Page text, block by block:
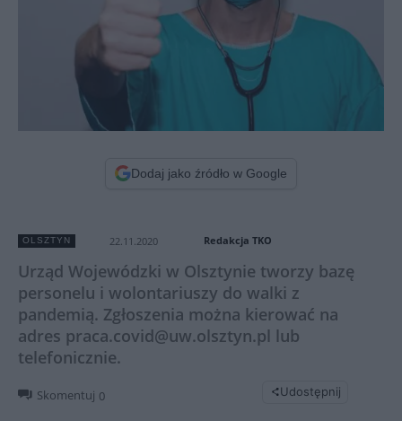
Dodaj jako źródło w Google
OLSZTYN 22.11.2020 Redakcja TKO
Urząd Wojewódzki w Olsztynie tworzy bazę
personelu i wolontariuszy do walki z
pandemią. Zgłoszenia można kierować na
adres praca.covid@uw.olsztyn.pl lub
telefonicznie.
Skomentuj 0 Udostępnij